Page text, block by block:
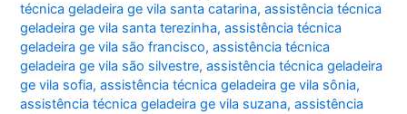
técnica geladeira ge vila santa catarina,assistência técnica
geladeira ge vila santa terezinha,assistência técnica
geladeira ge vila são francisco,assistência técnica
geladeira ge vila são silvestre,assistência técnica geladeira
ge vila sofia,assistência técnica geladeira ge vila sônia,
assistência técnica geladeira ge vila suzana,assistência